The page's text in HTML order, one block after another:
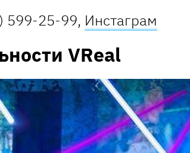
599-25-99, Инстаграм
VReal